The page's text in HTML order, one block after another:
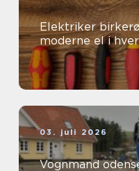
Elektriker
moderne el i
03. juli 2026
Vognmand odense fleksible